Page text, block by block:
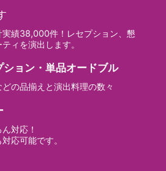
実績38,000件！レセプション、懇
ィを演出します。
ョン・単品オードブル
の品揃えと演出料理の数々
対応！
応可能です。